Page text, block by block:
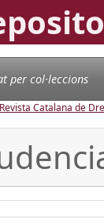
per col·leccions
Catalana de